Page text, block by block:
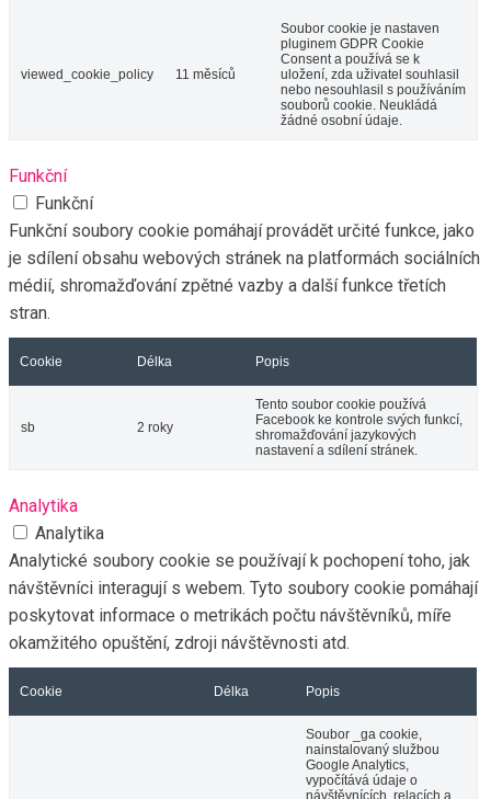
viewed_cookie_policy 11 měsíců
Soubor cookie je nastaven
pluginem GDPR Cookie
Consent a používá se k
uložení, zda uživatel souhlasil
nebo nesouhlasil s používáním
souborů cookie. Neukládá
žádné osobní údaje.
Funkční
Funkční
Funkční soubory cookie pomáhají provádět určité funkce, jako
je sdílení obsahu webových stránek na platformách sociálních
médií, shromažďování zpětné vazby a další funkce třetích
stran.
Cookie Délka Popis
sb 2 roky
Tento soubor cookie používá
Facebook ke kontrole svých funkcí,
shromažďování jazykových
nastavení a sdílení stránek.
Analytika
Analytika
Analytické soubory cookie se používají k pochopení toho, jak
návštěvníci interagují s webem. Tyto soubory cookie pomáhají
poskytovat informace o metrikách počtu návštěvníků, míře
okamžitého opuštění, zdroji návštěvnosti atd.
Cookie Délka Popis
Soubor _ga cookie,
nainstalovaný službou
Google Analytics,
vypočítává údaje o
návštěvnících, relacích a